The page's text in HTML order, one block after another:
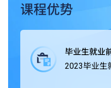
业界紧密合作，在课程中为
integrated Learning, WIL）
业界合作，获取实战经验，
THEi高科院所有学士学位课
课程优势
毕业生就业
2023毕业生